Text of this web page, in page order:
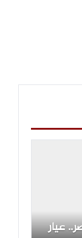
في مصر.. عيار